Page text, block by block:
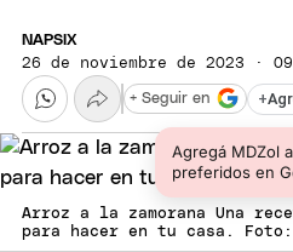
NAPSIX
26 de noviembre de 2023 ·
+
Agregá MDZol
preferidos en
+ Seguir en
Arroz a la zamorana Una
para hacer en tu casa.